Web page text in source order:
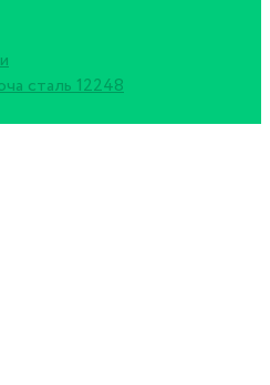
сталь 12248